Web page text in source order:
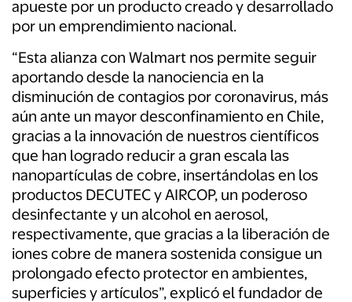
apueste por un producto creado y desarrollado
por un emprendimiento nacional.
“Esta alianza con Walmart nos permite seguir
aportando desde la nanociencia en la
disminución de contagios por coronavirus, más
aún ante un mayor desconfinamiento en Chile,
gracias a la innovación de nuestros científicos
que han logrado reducir a gran escala las
nanopartículas de cobre, insertándolas en los
productos DECUTEC y AIRCOP, un poderoso
desinfectante y un alcohol en aerosol,
respectivamente, que gracias a la liberación de
iones cobre de manera sostenida consigue un
prolongado efecto protector en ambientes,
superficies y artículos”, explicó el fundador de